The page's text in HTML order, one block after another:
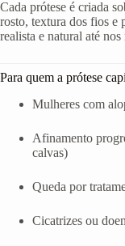
Cada prótese é criada
rosto, textura dos fios e
realista e natural até
Para quem a prótese
Mulheres com
Afinamento
calvas)
Queda por
Cicatrizes ou